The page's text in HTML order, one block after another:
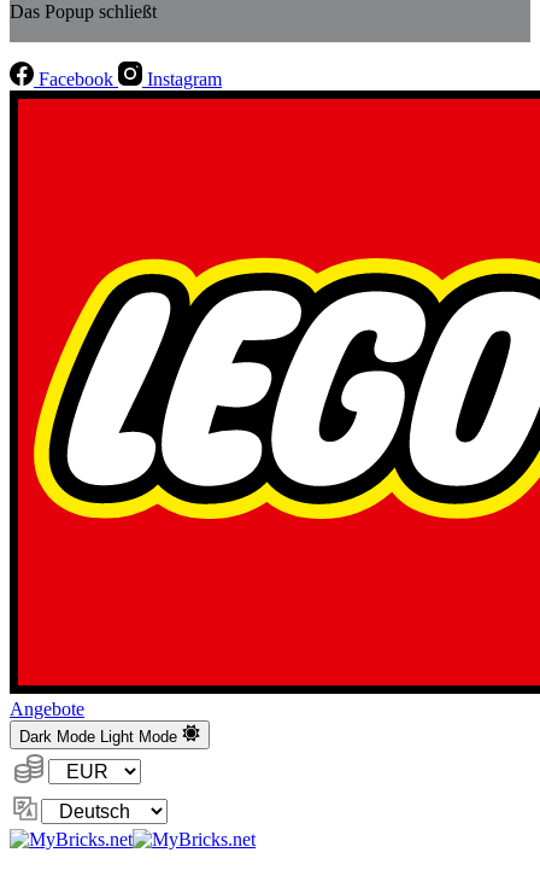
Das Popup schließt
Facebook Instagram
Angebote
Dark Mode Light Mode
Währung:
Sprache
ändern